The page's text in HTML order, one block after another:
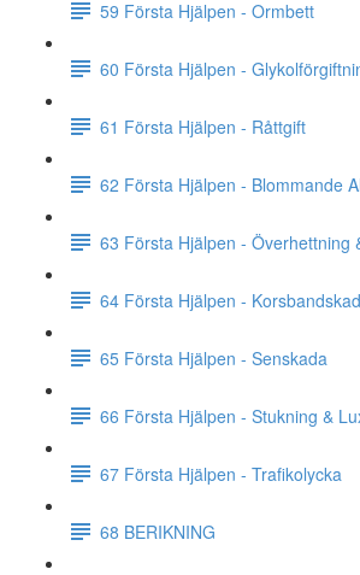
59 Första Hjälpen - Ormbett
60 Första Hjälpen -
61 Första Hjälpen - Råttgift
62 Första Hjälpen - Blommande
63 Första Hjälpen - Överhettning
64 Första Hjälpen -
65 Första Hjälpen - Senskada
66 Första Hjälpen - Stukning &
67 Första Hjälpen - Trafikolycka
68 BERIKNING